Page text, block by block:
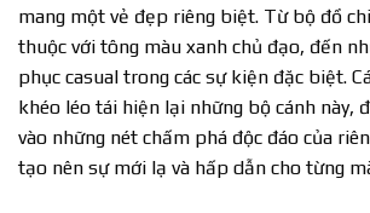
mang một vẻ đẹp riêng biệt. Từ bộ đồ
thuộc với tông màu xanh chủ đạo, đến
phục casual trong các sự kiện đặc biệt.
khéo léo tái hiện lại những bộ cánh này,
vào những nét chấm phá độc đáo của
tạo nên sự mới lạ và hấp dẫn cho từng